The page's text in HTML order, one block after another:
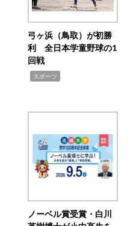
弓ヶ浜（鳥取）が初勝
利 全日本学童野球の1
回戦
スポーツ
ノーベル賞受賞・白川